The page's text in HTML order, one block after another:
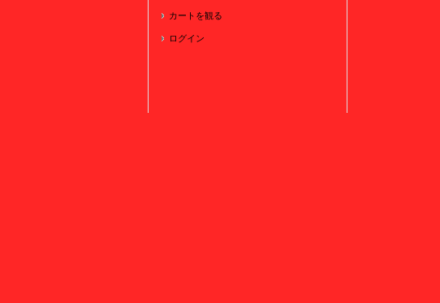
カートを観る
ログイン